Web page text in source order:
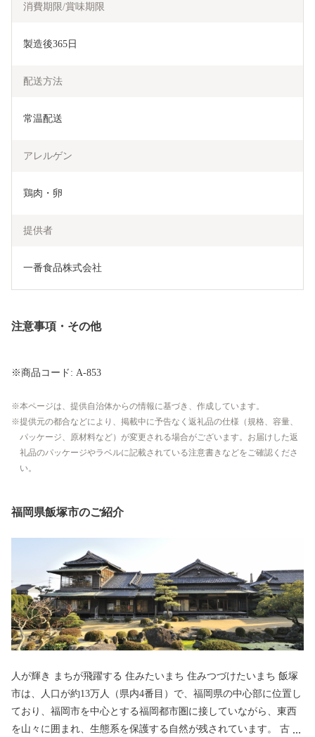
消費期限/賞味期限
製造後365日
配送方法
常温配送
アレルゲン
鶏肉・卵
提供者
注意事項・その他
※商品コード: A-853
本ページは、提供自治体からの情報に基づき、作成しています。
提供元の都合などにより、掲載中に予告なく返礼品の仕様（規格、容量、
パッケージ、原材料など）が変更される場合がございます。お届けした返
礼品のパッケージやラベルに記載されている注意書きなどをご確認くださ
い。
福岡県飯塚市のご紹介
人が輝き まちが飛躍する 住みたいまち 住みつづけたいまち 飯塚
市は、人口が約13万人（県内4番目）で、福岡県の中心部に位置し
ており、福岡市を中心とする福岡都市圏に接していながら、東西
を山々に囲まれ、生態系を保護する自然が残されています。 古く